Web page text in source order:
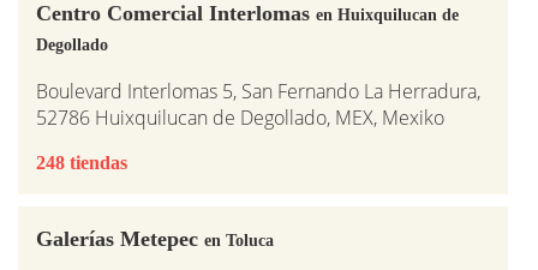
Centro Comercial Interlomas en Huixquilucan de
Degollado
Boulevard Interlomas 5, San Fernando La Herradura,
52786 Huixquilucan de Degollado, MEX, Mexiko
248 tiendas
Galerías Metepec en Toluca